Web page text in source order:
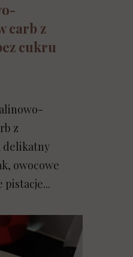
carb z
cukru
z
delikatny
owocowe
pistacje...